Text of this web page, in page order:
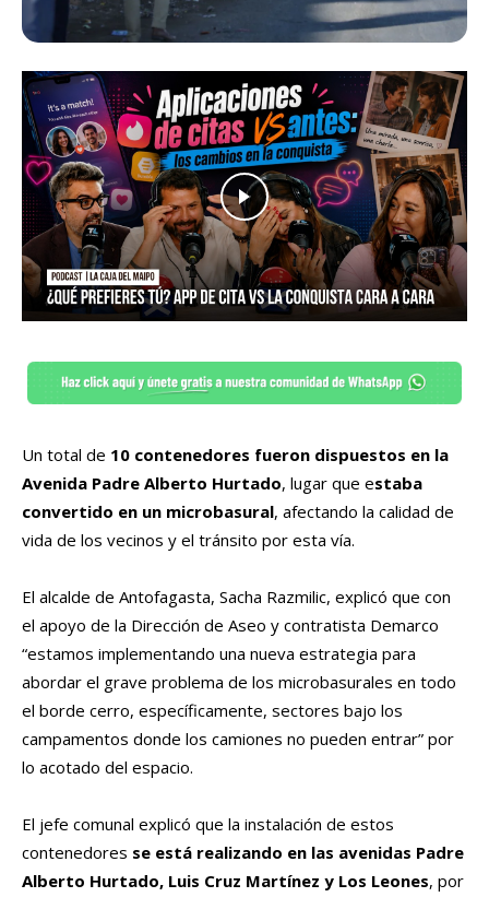
Un total de 10 contenedores fueron dispuestos en la
Avenida Padre Alberto Hurtado, lugar que estaba
convertido en un microbasural, afectando la calidad de
vida de los vecinos y el tránsito por esta vía.
El alcalde de Antofagasta, Sacha Razmilic, explicó que con
el apoyo de la Dirección de Aseo y contratista Demarco
“estamos implementando una nueva estrategia para
abordar el grave problema de los microbasurales en todo
el borde cerro, específicamente, sectores bajo los
campamentos donde los camiones no pueden entrar” por
lo acotado del espacio.
El jefe comunal explicó que la instalación de estos
contenedores se está realizando en las avenidas Padre
Alberto Hurtado, Luis Cruz Martínez y Los Leones, por